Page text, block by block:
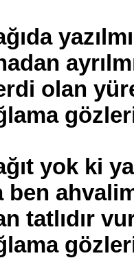
olan
yok ki
ben
tatlıdır